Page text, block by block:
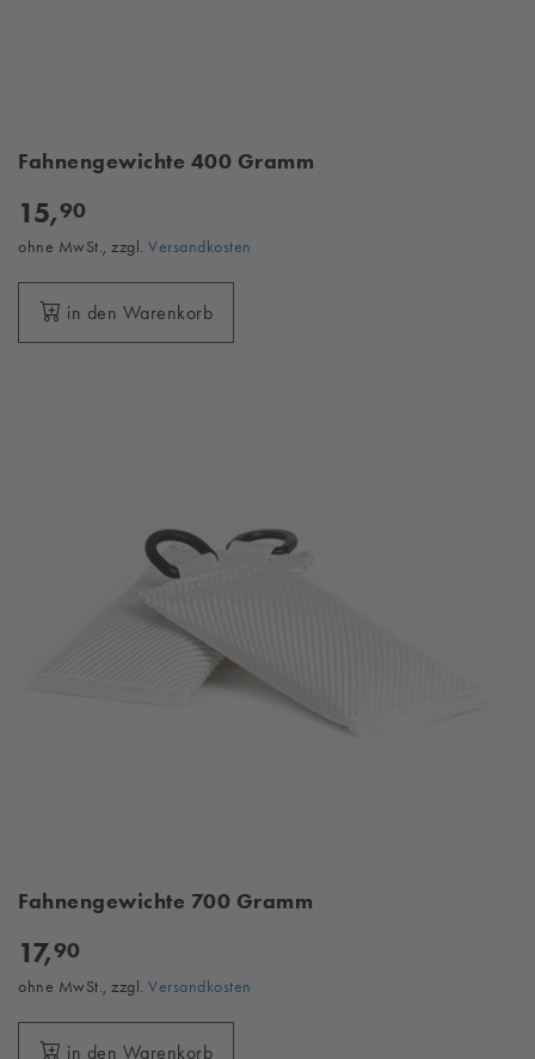
Fahnengewichte 400 Gramm
15,90
ohne MwSt., zzgl. Versandkosten
in den Warenkorb
Fahnengewichte 700 Gramm
17,90
ohne MwSt., zzgl. Versandkosten
in den Warenkorb